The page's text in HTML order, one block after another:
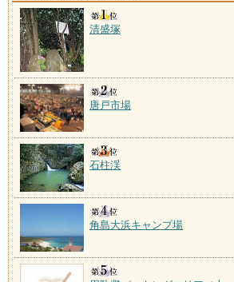
清盛塚
唐戸市場
石柱渓
角島大浜キャンプ場